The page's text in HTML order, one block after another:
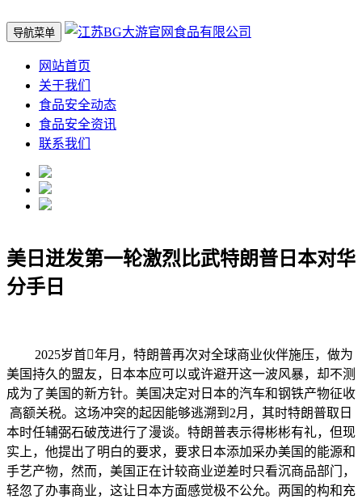
导航菜单
网站首页
关于我们
食品安全动态
食品安全资讯
联系我们
美日迸发第一轮激烈比武特朗普日本对华
分手日
2025岁首年月，特朗普再次对全球商业伙伴施压，做为
美国持久的盟友，日本本应可以或许避开这一波风暴，却不测
成为了美国的新方针。美国决定对日本的汽车和钢铁产物征收
高额关税。这场冲突的起因能够逃溯到2月，其时特朗普取日
本时任辅弼石破茂进行了漫谈。特朗普表示得彬彬有礼，但现
实上，他提出了明白的要求，要求日本添加采办美国的能源和
手艺产物，然而，美国正在计较商业逆差时只看沉商品部门，
轻忽了办事商业，这让日本方面感觉极不公允。两国的构和充